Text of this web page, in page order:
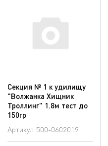
Секция № 1 к удилищу
"Волжанка Хищник
Троллинг" 1.8м тест до
150гр
Артикул 500-0602019